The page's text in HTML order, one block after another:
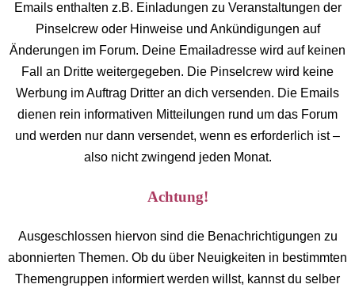
Emails enthalten z.B. Einladungen zu Veranstaltungen der
Pinselcrew oder Hinweise und Ankündigungen auf
Änderungen im Forum. Deine Emailadresse wird auf keinen
Fall an Dritte weitergegeben. Die Pinselcrew wird keine
Werbung im Auftrag Dritter an dich versenden. Die Emails
dienen rein informativen Mitteilungen rund um das Forum
und werden nur dann versendet, wenn es erforderlich ist –
also nicht zwingend jeden Monat.
Achtung!
Ausgeschlossen hiervon sind die Benachrichtigungen zu
abonnierten Themen. Ob du über Neuigkeiten in bestimmten
Themengruppen informiert werden willst, kannst du selber